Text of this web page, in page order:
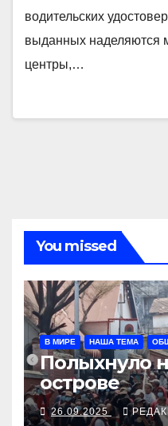
водительских
выданных наделяются
центры,…
You missed
В МИРЕ НАША ТЕМА
Полыхнуло
острове
26.09.2025